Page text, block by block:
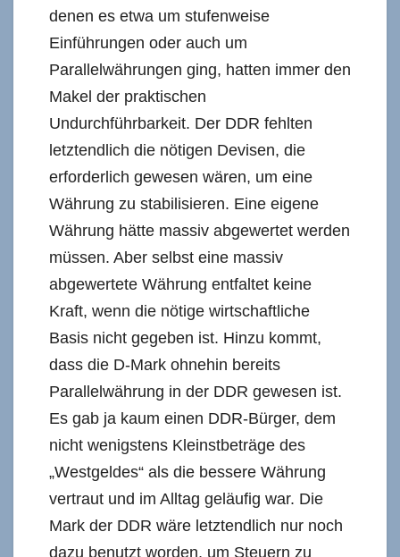
denen es etwa um stufenweise
Einführungen oder auch um
Parallelwährungen ging, hatten immer den
Makel der praktischen
Undurchführbarkeit. Der DDR fehlten
letztendlich die nötigen Devisen, die
erforderlich gewesen wären, um eine
Währung zu stabilisieren. Eine eigene
Währung hätte massiv abgewertet werden
müssen. Aber selbst eine massiv
abgewertete Währung entfaltet keine
Kraft, wenn die nötige wirtschaftliche
Basis nicht gegeben ist. Hinzu kommt,
dass die D-Mark ohnehin bereits
Parallelwährung in der DDR gewesen ist.
Es gab ja kaum einen DDR-Bürger, dem
nicht wenigstens Kleinstbeträge des
„Westgeldes“ als die bessere Währung
vertraut und im Alltag geläufig war. Die
Mark der DDR wäre letztendlich nur noch
dazu benutzt worden, um Steuern zu